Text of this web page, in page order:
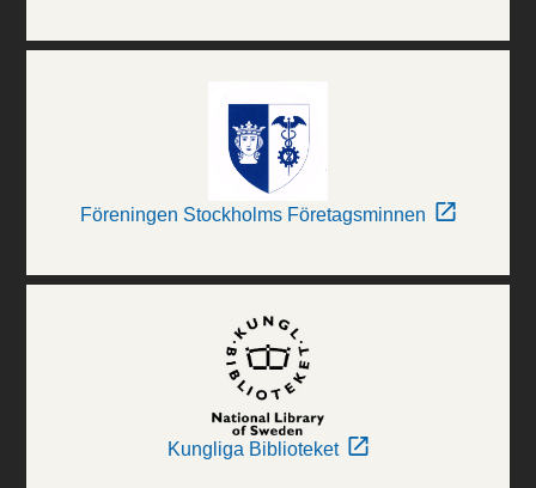
Föreningen Stockholms Företagsminnen
Kungliga Biblioteket